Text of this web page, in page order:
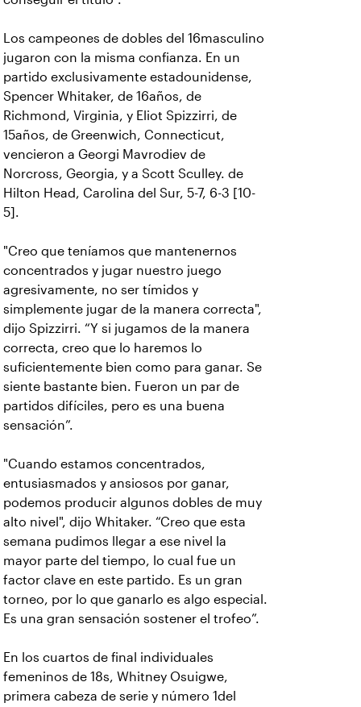
Los campeones de dobles del 16masculino
jugaron con la misma confianza. En un
partido exclusivamente estadounidense,
Spencer Whitaker, de 16años, de
Richmond, Virginia, y Eliot Spizzirri, de
15años, de Greenwich, Connecticut,
vencieron a Georgi Mavrodiev de
Norcross, Georgia, y a Scott Sculley. de
Hilton Head, Carolina del Sur, 5-7, 6-3 [10-
5].
"Creo que teníamos que mantenernos
concentrados y jugar nuestro juego
agresivamente, no ser tímidos y
simplemente jugar de la manera correcta",
dijo Spizzirri. “Y si jugamos de la manera
correcta, creo que lo haremos lo
suficientemente bien como para ganar. Se
siente bastante bien. Fueron un par de
partidos difíciles, pero es una buena
sensación”.
"Cuando estamos concentrados,
entusiasmados y ansiosos por ganar,
podemos producir algunos dobles de muy
alto nivel", dijo Whitaker. “Creo que esta
semana pudimos llegar a ese nivel la
mayor parte del tiempo, lo cual fue un
factor clave en este partido. Es un gran
torneo, por lo que ganarlo es algo especial.
Es una gran sensación sostener el trofeo”.
En los cuartos de final individuales
femeninos de 18s, Whitney Osuigwe,
primera cabeza de serie y número 1del